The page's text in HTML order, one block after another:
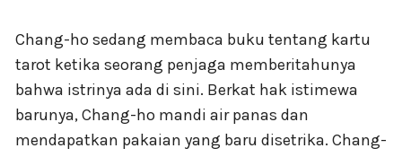
Chang-ho sedang membaca buku tentang kartu
tarot ketika seorang penjaga memberitahunya
bahwa istrinya ada di sini. Berkat hak istimewa
barunya, Chang-ho mandi air panas dan
mendapatkan pakaian yang baru disetrika. Chang-